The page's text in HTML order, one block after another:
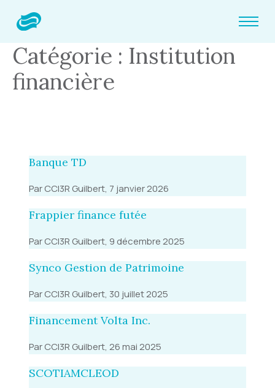
Catégorie : Institution
financière
Banque TD
Par CCI3R Guilbert, 7 janvier 2026
Frappier finance futée
Par CCI3R Guilbert, 9 décembre 2025
Synco Gestion de Patrimoine
Par CCI3R Guilbert, 30 juillet 2025
Financement Volta Inc.
Par CCI3R Guilbert, 26 mai 2025
SCOTIAMCLEOD